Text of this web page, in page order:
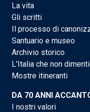
La vita
Gli scritti
Il processo di
Santuario e museo
Archivio storico
L'Italia che non
Mostre itineranti
DA 70 ANNI
I nostri valori